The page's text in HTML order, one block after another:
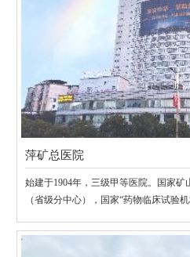
萍矿总医院
始建于1904年，三级甲等医院。国家
（省级分中心），国家“药物临床试验机